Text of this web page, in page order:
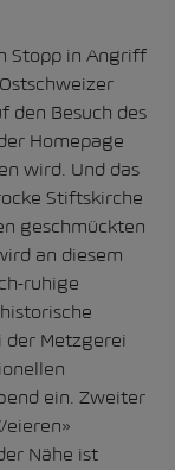
Stopp in Angriff
den Besuch des
Homepage
wird. Und das
Stiftskirche
geschmückten
an diesem
ruhige
der Metzgerei
ein. Zweiter
Nähe ist